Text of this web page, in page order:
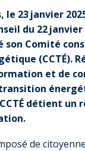
le 23 janvier
du 22 janvier
son Comité
(CCTÉ).
et de
détient un
de